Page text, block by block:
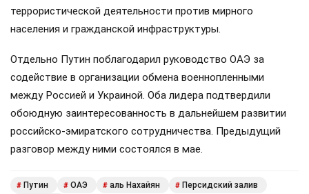
террористической деятельности против мирного
населения и гражданской инфраструктуры.
Отдельно Путин поблагодарил руководство ОАЭ за
содействие в организации обмена военнопленными
между Россией и Украиной. Оба лидера подтвердили
обоюдную заинтересованность в дальнейшем развитии
российско-эмиратского сотрудничества. Предыдущий
разговор между ними состоялся в мае.
# Путин # ОАЭ # аль Нахайян # Персидский залив